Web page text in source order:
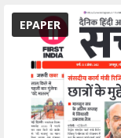
EPAPER